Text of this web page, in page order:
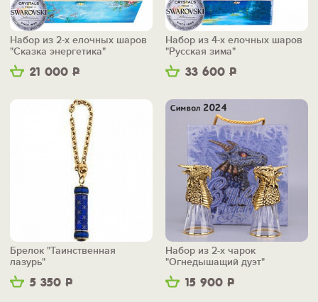
21 000 Р
Набор из 2-х елочных шаров
"Сказка энергетика"
33 600 Р
Набор из 4-х елочных шаров
"Русская зима"
5 350 Р
Брелок "Таинственная
лазурь"
15 900 Р
Набор из 2-х чарок
"Огнедышащий дуэт"